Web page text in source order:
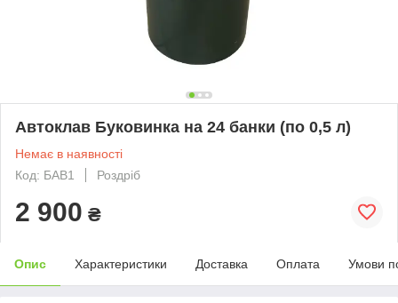
Автоклав Буковинка на 24 банки (по 0,5 л)
Немає в наявності
Код: БАВ1
Роздріб
2 900 ₴
Опис Характеристики Доставка Оплата Умови